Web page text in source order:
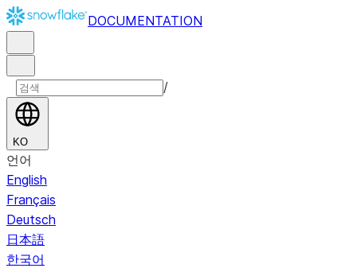
DOCUMENTATION
/
KO
언어
English
Français
Deutsch
日本語
한국어